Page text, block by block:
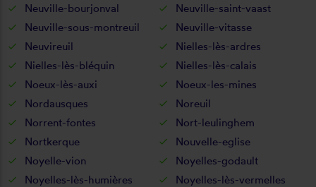
Neuville-bourjonval
Neuville-saint-vaast
Neuville-sous-montreuil
Neuville-vitasse
Neuvireuil
Nielles-lès-ardres
Nielles-lès-bléquin
Nielles-lès-calais
Noeux-lès-auxi
Noeux-les-mines
Nordausques
Noreuil
Norrent-fontes
Nort-leulinghem
Nortkerque
Nouvelle-eglise
Noyelle-vion
Noyelles-godault
Noyelles-lès-humières
Noyelles-lès-vermelles